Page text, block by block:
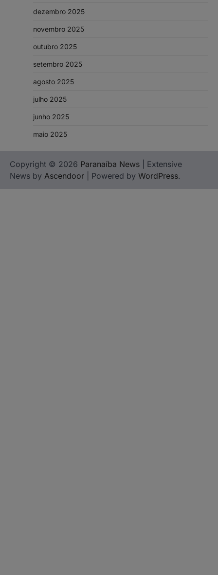
dezembro 2025
novembro 2025
outubro 2025
setembro 2025
agosto 2025
julho 2025
junho 2025
maio 2025
Copyright © 2026 Paranaíba News | Extensive
News by Ascendoor | Powered by WordPress.